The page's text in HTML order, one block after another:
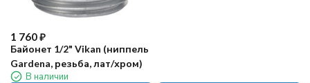
1 760₽
Байонет 1/2" Vikan (ниппель
Gardena, резьба, лат/хром)
В наличии